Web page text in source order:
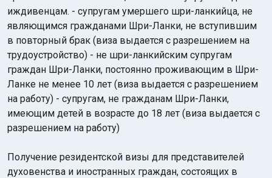
иждивенцам. - супругам умершего шри-ланкийца, не
являющимся гражданами Шри-Ланки, не вступившим
в повторный брак (виза выдается с разрешением на
трудоустройство) - не шри-ланкийским супругам
граждан Шри-Ланки, постоянно проживающим в Шри-
Ланке не менее 10 лет (виза выдается с разрешением
на работу) - супругам, не гражданам Шри-Ланки,
имеющим детей в возрасте до 18 лет (виза выдается с
разрешением на работу)
Получение резидентской визы для представителей
духовенства и иностранных граждан, состоящих в